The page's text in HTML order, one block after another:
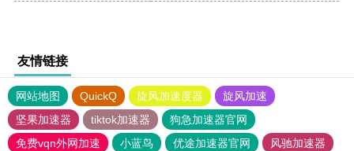
友情链接
网站地图 QuickQ 旋风加速度器
旋风加速
坚果加速器
tiktok加速器
狗急加速器官网
免费vqn外网加速
小蓝鸟 优途加速器官网
风驰加速器